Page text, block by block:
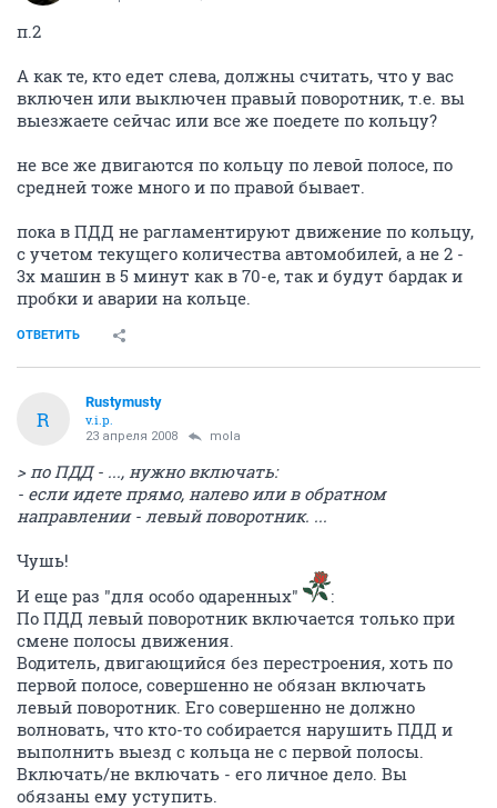
п.2
А как те, кто едет слева, должны считать, что у вас
включен или выключен правый поворотник, т.е. вы
выезжаете сейчас или все же поедете по кольцу?
не все же двигаются по кольцу по левой полосе, по
средней тоже много и по правой бывает.
пока в ПДД не рагламентируют движение по кольцу,
с учетом текущего количества автомобилей, а не 2 -
3х машин в 5 минут как в 70-е, так и будут бардак и
пробки и аварии на кольце.
ОТВЕТИТЬ
R
Rustymusty
v.i.p.
23 апреля 2008 mola
> по ПДД - ..., нужно включать:
- если идете прямо, налево или в обратном
направлении - левый поворотник. ...
Чушь!
И еще раз "для особо одаренных"
:
По ПДД левый поворотник включается только при
смене полосы движения.
Водитель, двигающийся без перестроения, хоть по
первой полосе, совершенно не обязан включать
левый поворотник. Его совершенно не должно
волновать, что кто-то собирается нарушить ПДД и
выполнить выезд с кольца не с первой полосы.
Включать/не включать - его личное дело. Вы
обязаны ему уступить.